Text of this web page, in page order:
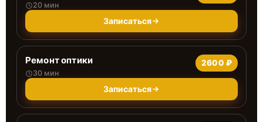
20 мин
Записаться
Ремонт оптики
30 мин
2600 ₽
Записаться